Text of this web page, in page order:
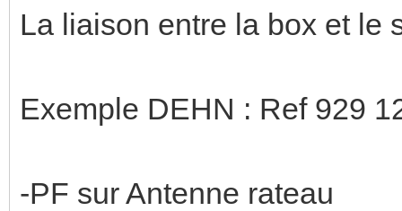
La liaison entre la box et le
Exemple DEHN : Ref 929
-PF sur Antenne rateau